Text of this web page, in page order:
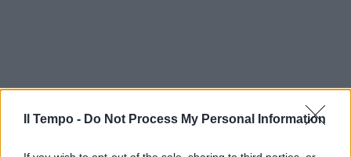
Il Tempo - Do Not Process My Personal Information